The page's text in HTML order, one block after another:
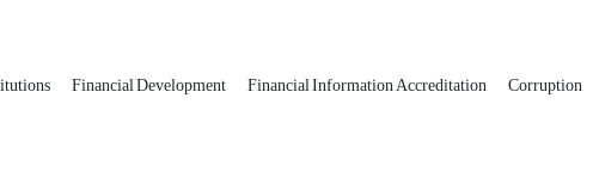
Financial Development Financial Information Accreditation Corruption